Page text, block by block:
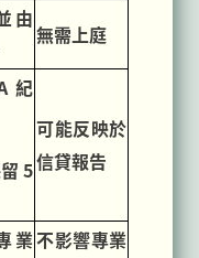
由
無需上庭
紀
5
可能反映於
信貸報告
業不影響專業